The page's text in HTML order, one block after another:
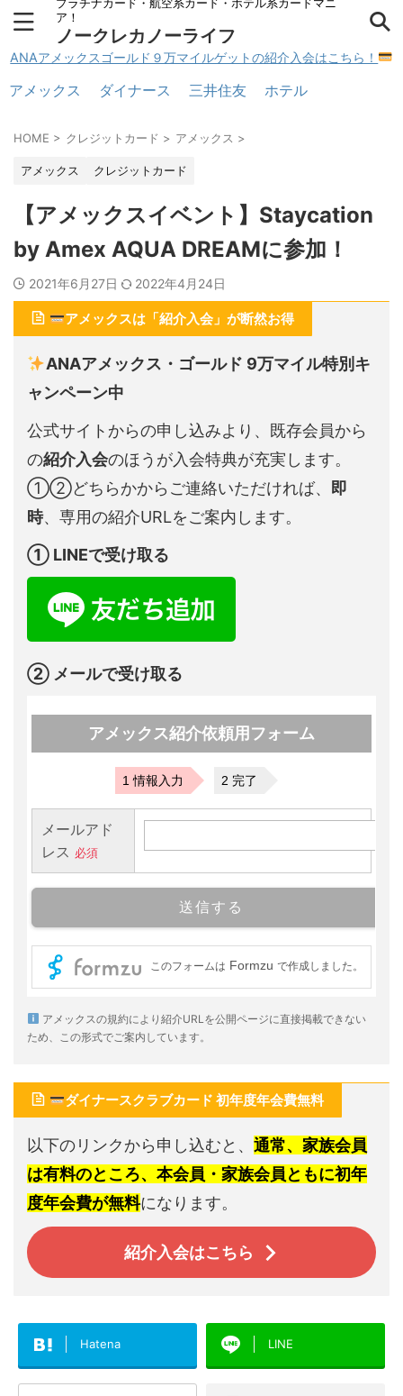
ア！
ノークレカノーライフ
ANAアメックスゴールド９万マイルゲットの紹介入会はこちら！
アメックス ダイナース 三井住友 ホテル
HOME > クレジットカード > アメックス >
アメックス クレジットカード
【アメックスイベント】Staycation
by Amex AQUA DREAMに参加！
2021年6月27日 2022年4月24日
アメックスは「紹介入会」が断然お得
ANAアメックス・ゴールド 9万マイル特別キ
ャンペーン中
公式サイトからの申し込みより、既存会員から
の紹介入会のほうが入会特典が充実します。
①②どちらかからご連絡いただければ、
即
時、専用の紹介URLをご案内します。
① LINEで受け取る
② メールで受け取る
アメックスの規約により紹介URLを公開ページに直接掲載できない
ため、この形式でご案内しています。
ダイナースクラブカード 初年度年会費無料
以下のリンクから申し込むと、 通常、家族会員
は有料のところ、本会員・家族会員ともに初年
度年会費が無料になります。
紹介入会はこちら
Hatena LINE